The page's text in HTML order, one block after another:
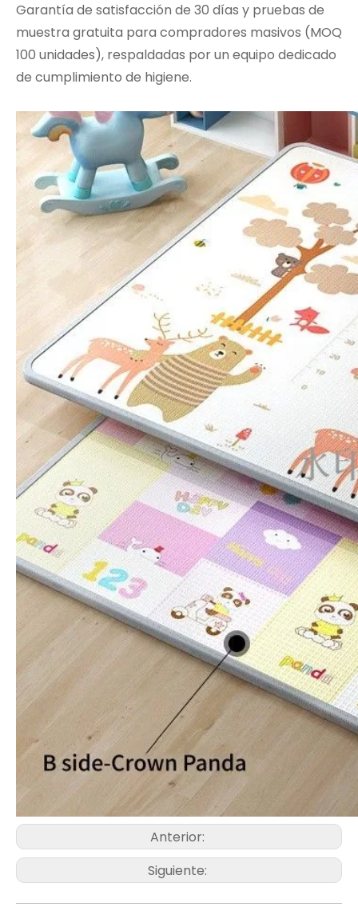
Garantía de satisfacción de 30 días y pruebas de
muestra gratuita para compradores masivos (MOQ
100 unidades), respaldadas por un equipo dedicado
de cumplimiento de higiene.
Anterior:
Siguiente: